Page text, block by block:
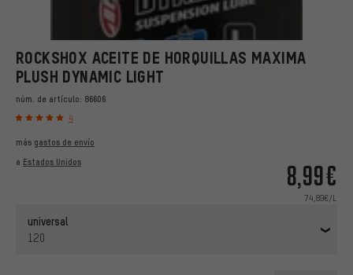
ROCKSHOX ACEITE DE HORQUILLAS MAXIMA
PLUSH DYNAMIC LIGHT
núm. de artículo: 86606
4
8,99€
74,89€/L
más gastos de envío
a Estados Unidos
universal
120